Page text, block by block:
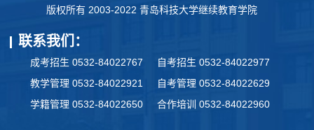
版权所有 2003-2022 青岛科技大学继续教育学院
联系我们：
成考招生 0532-84022767
自考招生 0532-84022977
教学管理 0532-84022921
自考管理 0532-84022629
学籍管理 0532-84022650
合作培训 0532-84022960